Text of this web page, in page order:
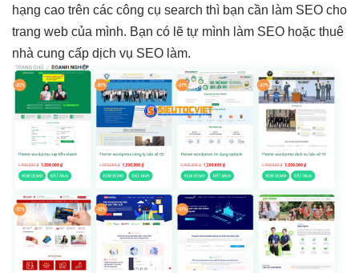
hạng cao trên các công cụ search thì bạn cần làm SEO cho
trang web của mình. Bạn có lẽ tự mình làm SEO hoặc thuê
nhà cung cấp dịch vụ SEO làm.